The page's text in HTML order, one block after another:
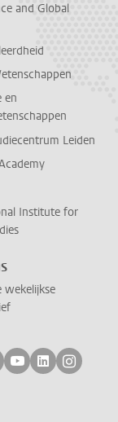
and Global
en
Leiden
Institute for
wekelijkse
op bluesky
ons op
Volg ons op
Volg ons
Volg
op mastodon